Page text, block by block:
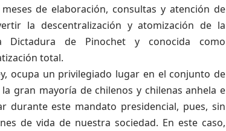
de elaboración, consultas y atención de
la descentralización y atomización de la
Dictadura de Pinochet y conocida como
total.
ocupa un privilegiado lugar en el conjunto de
gran mayoría de chilenos y chilenas anhela e
durante este mandato presidencial, pues, sin
de vida de nuestra sociedad. En este caso,